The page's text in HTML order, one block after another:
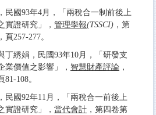
民國93年4月，「兩稅合一制前後上
實證研究」， 管理學報(TSSCI) ，第
257-277。
丁綉娟，民國93年10月，「研發支
業價值之影響」， 智慧財產評論 ，
108。
民國92年11月，「兩稅合一前後上
實證研究」， 當代會計 ，第四卷第